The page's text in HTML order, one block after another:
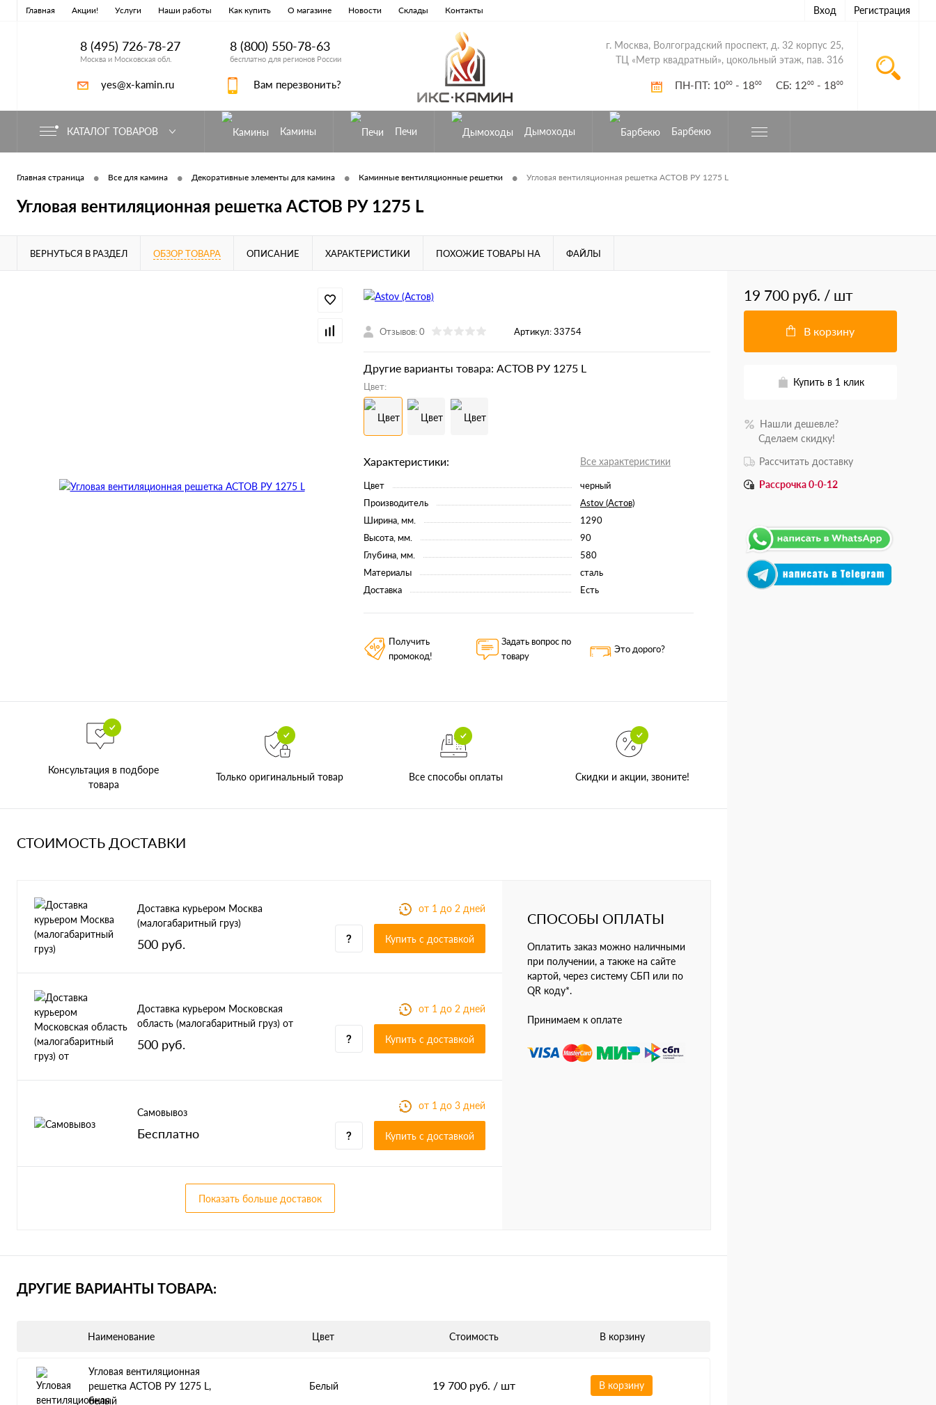
Главная Акции! Услуги Наши работы Как купить О магазине Новости Склады Контакты Вход Регистрация
8 (495) 726-78-27
Москва и Московская обл.
yes@x-kamin.ru
8 (800) 550-78-63
бесплатно для регионов России
Вам перезвонить?
г. Москва, Волгоградский проспект, д. 32 корпус 25,
ТЦ «Метр квадратный», цокольный этаж, пав. 316
ПН-ПТ: 1000 - 1800 СБ: 1200 - 1800
КАТАЛОГ ТОВАРОВ Камины Печи Дымоходы Барбекю
Главная страница • Все для камина • Декоративные элементы для камина • Каминные вентиляционные решетки • Угловая вентиляционная решетка АСТОВ РУ 1275 L
Угловая вентиляционная решетка АСТОВ РУ 1275 L
ВЕРНУТЬСЯ В РАЗДЕЛ ОБЗОР ТОВАРА ОПИСАНИЕ ХАРАКТЕРИСТИКИ ПОХОЖИЕ ТОВАРЫ НА ФАЙЛЫ
Отзывов: 0 Артикул:33754
Другие варианты товара: АСТОВ РУ 1275 L
Цвет:
Характеристики: Все характеристики
Цвет
черный
Производитель
Astov (Астов)
Ширина, мм.
1290
Высота, мм.
90
Глубина, мм.
580
Материалы
сталь
Доставка
Есть
Получить
промокод!
Задать вопрос по
товару
Это дорого?
Консультация в подборе
товара
Только оригинальный товар Все способы оплаты Скидки и акции, звоните!
СТОИМОСТЬ ДОСТАВКИ
Доставка курьером Москва
(малогабаритный груз)
500 руб.
от 1 до 2 дней
Купить c доставкой
Доставка курьером Московская
область (малогабаритный груз) от
500 руб.
от 1 до 2 дней
Купить c доставкой
Самовывоз
Бесплатно
от 1 до 3 дней
Купить c доставкой
Показать больше доставок
СПОСОБЫ ОПЛАТЫ
Оплатить заказ можно наличными
при получении, а также на сайте
картой, через систему СБП или по
QR коду*.
Принимаем к оплате
ДРУГИЕ ВАРИАНТЫ ТОВАРА:
Наименование Цвет Стоимость В корзину
Угловая вентиляционная
решетка АСТОВ РУ 1275 L,
белый
Белый 19 700 руб. / шт В корзину
19 700 руб. / шт
В корзину
Купить в 1 клик
Нашли дешевле?
Сделаем скидку!
Рассчитать доставку
Рассрочка 0-0-12